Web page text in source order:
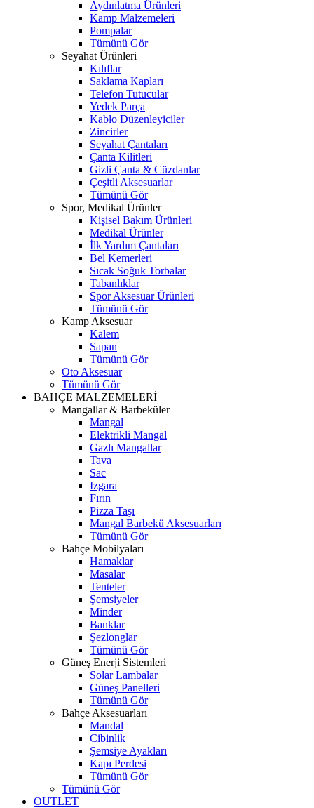
Aydınlatma Ürünleri
Kamp Malzemeleri
Pompalar
Tümünü Gör
Seyahat Ürünleri
Kılıflar
Saklama Kapları
Telefon Tutucular
Yedek Parça
Kablo Düzenleyiciler
Zincirler
Seyahat Çantaları
Çanta Kilitleri
Gizli Çanta & Cüzdanlar
Çeşitli Aksesuarlar
Tümünü Gör
Spor, Medikal Ürünler
Kişisel Bakım Ürünleri
Medikal Ürünler
İlk Yardım Çantaları
Bel Kemerleri
Sıcak Soğuk Torbalar
Tabanlıklar
Spor Aksesuar Ürünleri
Tümünü Gör
Kamp Aksesuar
Kalem
Sapan
Tümünü Gör
Oto Aksesuar
Tümünü Gör
BAHÇE MALZEMELERİ
Mangallar & Barbeküler
Mangal
Elektrikli Mangal
Gazlı Mangallar
Tava
Sac
Izgara
Fırın
Pizza Taşı
Mangal Barbekü Aksesuarları
Tümünü Gör
Bahçe Mobilyaları
Hamaklar
Masalar
Tenteler
Şemsiyeler
Minder
Banklar
Şezlonglar
Tümünü Gör
Güneş Enerji Sistemleri
Solar Lambalar
Güneş Panelleri
Tümünü Gör
Bahçe Aksesuarları
Mandal
Cibinlik
Şemsiye Ayakları
Kapı Perdesi
Tümünü Gör
Tümünü Gör
OUTLET